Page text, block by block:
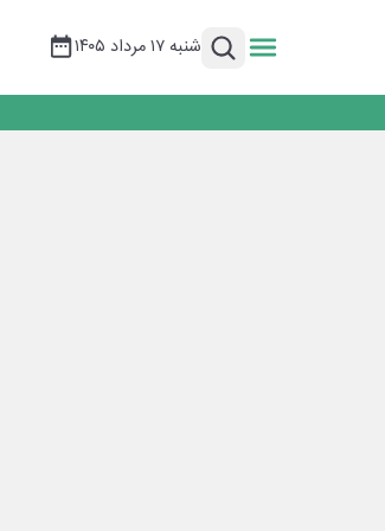
شنبه ۱۷ مرداد ۱۴۰۵